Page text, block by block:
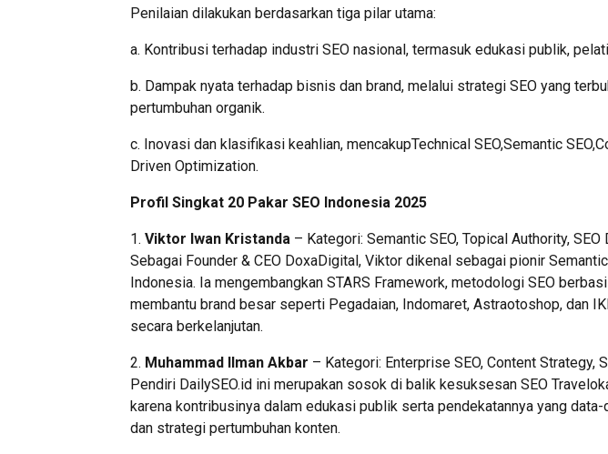
Penilaian dilakukan berdasarkan tiga pilar utama:
a. Kontribusi terhadap industri SEO nasional, termasuk edukasi publik,
b. Dampak nyata terhadap bisnis dan brand, melalui strategi SEO yang
pertumbuhan organik.
c. Inovasi dan klasifikasi keahlian, mencakupTechnical SEO,Semantic
Driven Optimization.
Profil Singkat 20 Pakar SEO Indonesia 2025
1. Viktor Iwan Kristanda – Kategori: Semantic SEO, Topical Authority, SEO
Sebagai Founder & CEO DoxaDigital, Viktor dikenal sebagai pionir
Indonesia. Ia mengembangkan STARS Framework, metodologi SEO
membantu brand besar seperti Pegadaian, Indomaret, Astraotoshop, dan
secara berkelanjutan.
2. Muhammad Ilman Akbar – Kategori: Enterprise SEO, Content Strategy,
Pendiri DailySEO.id ini merupakan sosok di balik kesuksesan SEO
karena kontribusinya dalam edukasi publik serta pendekatannya yang
dan strategi pertumbuhan konten.